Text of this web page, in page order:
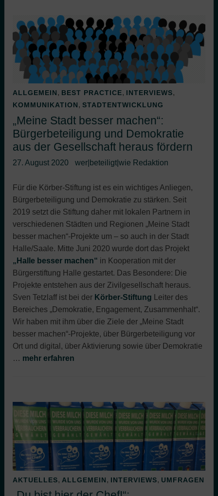
ALLGEMEIN, BEST PRACTICE, INTERVIEWS,
KOMMUNIKATION,STADTENTWICKLUNG
„Meine Stadt besser machen“:
Bürgerbeteiligung und Demokratie
aus der Gesellschaft heraus fördern
27. August 2020 wer|beteiligt|wie Redaktion
Für die Körber-Stiftung ist es ein wichtiges Anliegen,
Bürgerbeteiligung und Demokratie zu stärken. Seit
2019 setzt die Stiftung daher mit lokalen Partnern in
verschiedenen Städten und Regionen „Meine Stadt
besser machen“-Projekte um – so auch in der Stadt
Halle/Saale. Mitte Juni 2020 wurde dort das Projekt
„Halle besser machen“ in Kooperation mit der
Bürgerstiftung Halle gestartet. Das Besondere: Die
Projekte entstehen aus der Zivilgesellschaft heraus.
Sven Tetzlaff ist bei der Körber-Stiftung Leiter des
Bereiches „Demokratie, Engagement, Zusammenhalt“.
Wir haben mit ihm über die Ziele der „Meine Stadt
besser machen“-Projekte, über Bürgerbeteiligung vor
Ort und digital, über Aktivierung sowie über Demokratie
… mehr erfahren
AKTUELLES, ALLGEMEIN, INTERVIEWS, UMFRAGEN